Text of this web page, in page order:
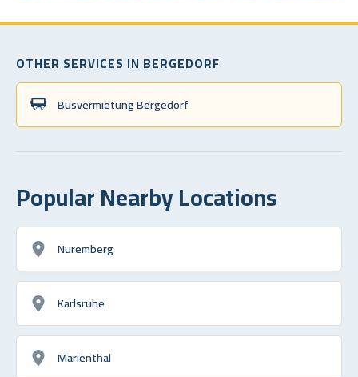
OTHER SERVICES IN BERGEDORF
Busvermietung Bergedorf
Popular Nearby Locations
Nuremberg
Karlsruhe
Marienthal